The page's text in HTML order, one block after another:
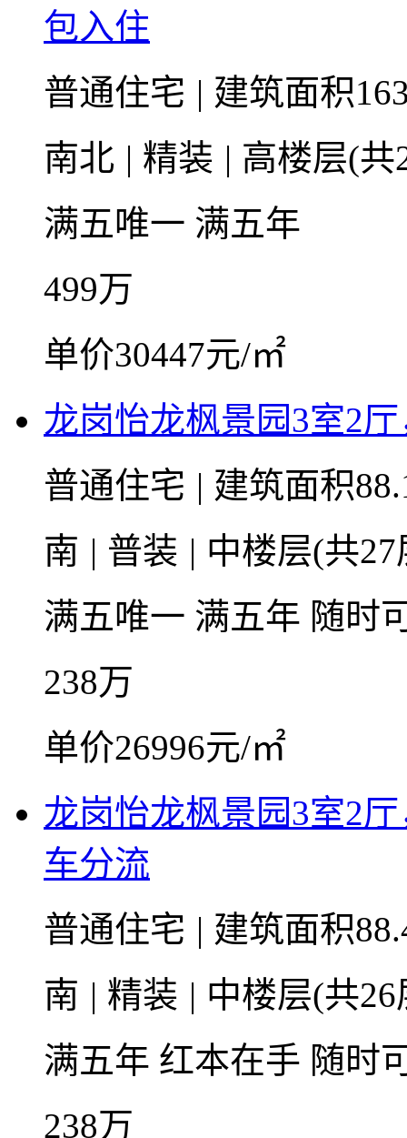
包入住
普通住宅 | 建筑面积
南北 | 精装 | 高楼层(
满五唯一 满五年
499万
单价30447元/㎡
龙岗怡龙枫景园3室2
普通住宅 | 建筑面积
南 | 普装 | 中楼层(共
满五唯一 满五年 随时
238万
单价26996元/㎡
龙岗怡龙枫景园3室2
车分流
普通住宅 | 建筑面积
南 | 精装 | 中楼层(共
满五年 红本在手 随时
238万